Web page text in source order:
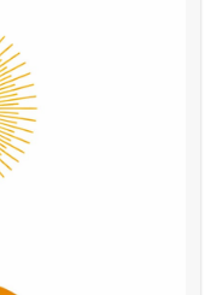
بالصور :
استعراض شامل لمشاريع
عمر مرجان